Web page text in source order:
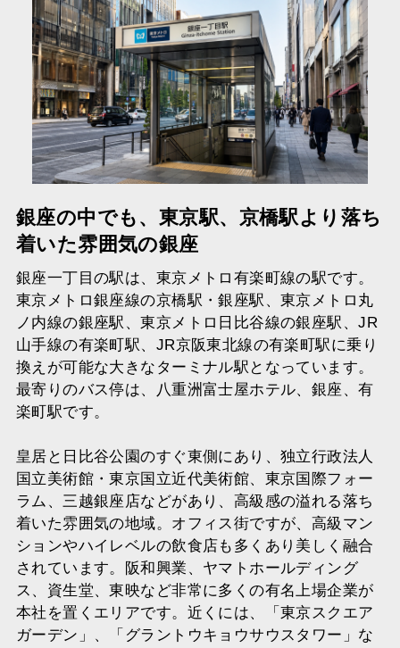
銀座の中でも、東京駅、京橋駅より落ち
着いた雰囲気の銀座
銀座一丁目の駅は、東京メトロ有楽町線の駅です。
東京メトロ銀座線の京橋駅・銀座駅、東京メトロ丸
ノ内線の銀座駅、東京メトロ日比谷線の銀座駅、JR
山手線の有楽町駅、JR京阪東北線の有楽町駅に乗り
換えが可能な大きなターミナル駅となっています。
最寄りのバス停は、八重洲富士屋ホテル、銀座、有
楽町駅です。
皇居と日比谷公園のすぐ東側にあり、独立行政法人
国立美術館・東京国立近代美術館、東京国際フォー
ラム、三越銀座店などがあり、高級感の溢れる落ち
着いた雰囲気の地域。オフィス街ですが、高級マン
ションやハイレベルの飲食店も多くあり美しく融合
されています。阪和興業、ヤマトホールディング
ス、資生堂、東映など非常に多くの有名上場企業が
本社を置くエリアです。近くには、「東京スクエア
ガーデン」、「グラントウキョウサウスタワー」な